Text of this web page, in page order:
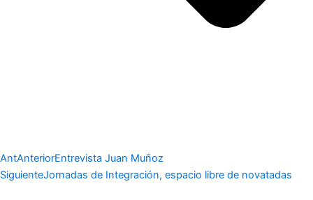
AntAnteriorEntrevista Juan Muñoz
SiguienteJornadas de Integración, espacio libre de novatadas